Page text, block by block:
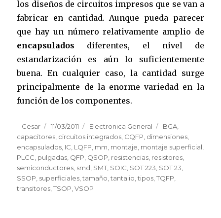
los diseños de circuitos impresos que se van a
fabricar en cantidad. Aunque pueda parecer
que hay un número relativamente amplio de
encapsulados diferentes, el nivel de
estandarización es aún lo suficientemente
buena. En cualquier caso, la cantidad surge
principalmente de la enorme variedad en la
función de los componentes.
Author
Cesar
Posted
on
11/03/2011 Categories
Electronica General Tags
BGA
capacitores circuitos integrados CQFP dimensiones
encapsulados IC LQFP mm montaje montaje superficial
PLCC pulgadas QFP QSOP resistencias resistores
semiconductores smd SMT SOIC SOT 223 SOT 23
SSOP superficiales ,tamaño ,tantalio ,tipos ,TQFP
transitores ,TSOP ,VSOP